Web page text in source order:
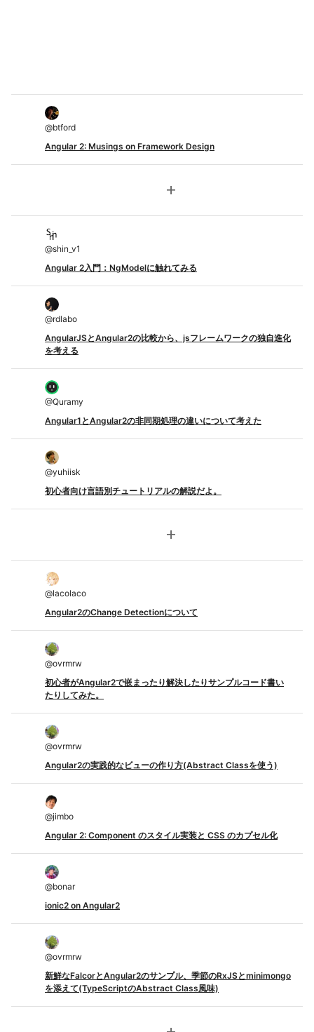
@btford
Angular 2: Musings on Framework Design
add
@shin_v1
Angular 2入門：NgModelに触れてみる
@rdlabo
AngularJSとAngular2の比較から、jsフレームワークの独自進化
を考える
@Quramy
Angular1とAngular2の非同期処理の違いについて考えた
@yuhiisk
初心者向け言語別チュートリアルの解説だよ。
add
@lacolaco
Angular2のChange Detectionについて
@ovrmrw
初心者がAngular2で嵌まったり解決したりサンプルコード書い
たりしてみた。
@ovrmrw
Angular2の実践的なビューの作り方(Abstract Classを使う)
@jimbo
Angular 2: Component のスタイル実装と CSS のカプセル化
@bonar
ionic2 on Angular2
@ovrmrw
新鮮なFalcorとAngular2のサンプル、季節のRxJSとminimongo
を添えて(TypeScriptのAbstract Class風味)